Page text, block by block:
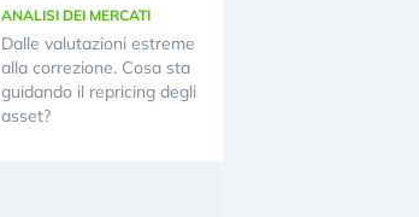
ANALISI DEI MERCATI
Dalle valutazioni estreme
alla correzione. Cosa sta
guidando il repricing degli
asset?